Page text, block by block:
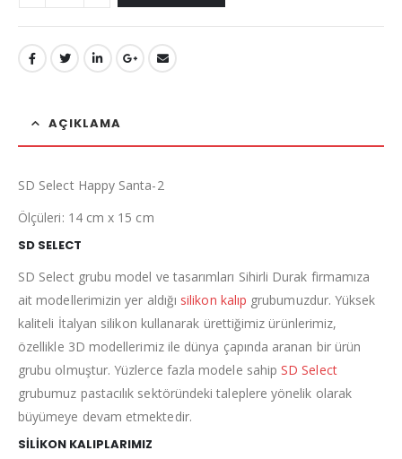
AÇIKLAMA
SD Select Happy Santa-2
Ölçüleri: 14 cm x 15 cm
SD SELECT
SD Select grubu model ve tasarımları Sihirli Durak firmamıza
ait modellerimizin yer aldığı silikon kalıp grubumuzdur. Yüksek
kaliteli İtalyan silikon kullanarak ürettiğimiz ürünlerimiz,
özellikle 3D modellerimiz ile dünya çapında aranan bir ürün
grubu olmuştur. Yüzlerce fazla modele sahipSD Select
grubumuz pastacılık sektöründeki taleplere yönelik olarak
büyümeye devam etmektedir.
SİLİKON KALIPLARIMIZ